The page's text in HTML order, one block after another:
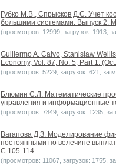
Губко М.В., Спрысков Д.С. Учет
большими системами. Выпуск 2.
(просмотров: 12999, загрузок: 1913,
Guillermo A. Calvo, Stanislaw
Economy, Vol. 87, No. 5, Part 1.
(просмотров: 5229, загрузок: 621, за
Блюмин С.Л. Математические
управления и информационные
(просмотров: 7849, загрузок: 1235, за
Вагапова Д.З. Моделирование
постоянными по велечине
С.105-114.
(просмотров: 11067, загрузок: 1755,